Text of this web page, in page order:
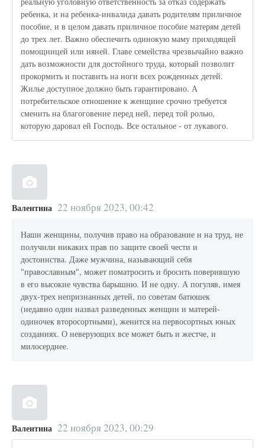
ребенка, и на ребенка-инвалида давать родителям приличное
пособие, и в целом давать приличное пособие матерям детей
до трех лет. Важно обеспечить одинокую маму приходящей
помощницей или няней. Главе семейства чрезвычайно важно
дать возможности для достойного труда, который позволит
прокормить и поставить на ноги всех рожденных детей.
Жилье доступное должно быть гарантировано. А
потребительское отношение к женщине срочно требуется
сменить на благоговение перед ней, перед той ролью,
которую даровал ей Господь. Все остальное - от лукавого.
Валентина 22 ноября 2023, 00:42
Наши женщины, получив право на образование и на труд, не
получили никаких прав по защите своей чести и
достоинства. Даже мужчина, называющий себя
"православным", может поматросить и бросить поверившую
в его высокие чувства барышню. И не одну. А погуляв, имея
двух-трех непризнанных детей, по советам батюшек
(недавно один назвал разведенных женщин и матерей-
одиночек второсортными), женится на первосортных юных
созданиях. О неверующих все может быть и жестче, и
милосерднее.
Валентина 22 ноября 2023, 00:29